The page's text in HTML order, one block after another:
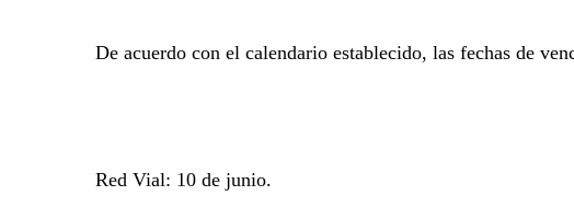
De acuerdo con el calendario establecido, las fechas de
Red Vial: 10 de junio.